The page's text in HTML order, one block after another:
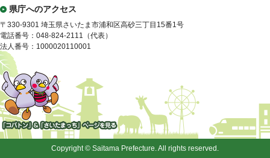
県庁へのアクセス
〒330-9301 埼玉県さいたま市浦和区高砂三丁目15番1号
電話番号：048-824-2111（代表）
法人番号：1000020110001
「コバトン」&「さいたまっ
Copyright © Saitama Prefecture. All rights reserved.